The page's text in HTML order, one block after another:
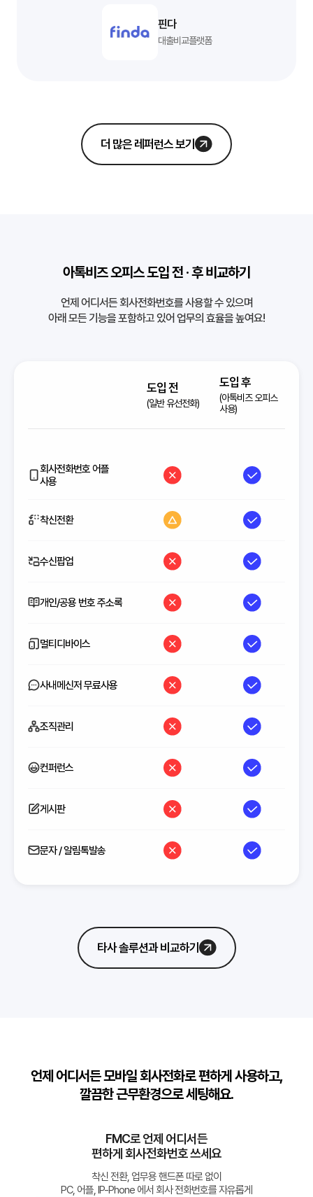
핀다
대출비교플랫폼
더 많은 레퍼런스 보기
아톡비즈 오피스 도입 전 · 후 비교하기
언제 어디서든 회사전화번호를 사용할 수 있으며
아래 모든 기능을 포함하고 있어 업무의 효율을 높여요!
도입 전
(일반 유선전화)
도입 후
(아톡비즈 오피스
사용)
회사전화번호 어플
사용
착신전환
수신팝업
개인/공용 번호 주소록
멀티디바이스
사내메신저 무료사용
조직관리
컨퍼런스
게시판
문자 / 알림톡발송
타사 솔루션과 비교하기
언제 어디서든 모바일 회사전화로 편하게 사용하고,
깔끔한 근무환경으로 세팅해요.
FMC로 언제 어디서든
편하게 회사전화번호 쓰세요
착신 전환, 업무용 핸드폰 따로 없이
PC, 어플, IP-Phone 에서 회사 전화번호를 자유롭게